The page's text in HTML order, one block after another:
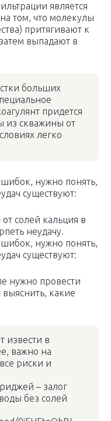
является
том, что молекулы
притягивают к
выпадают в
больших
придется
из скважины от
легко
нужно понять,
существуют:
солей кальция в
неудачу.
нужно понять,
существуют:
нужно провести
какие
извести в
важно на
риски и
– залог
без солей